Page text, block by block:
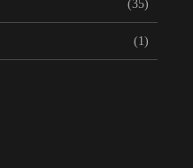
(35)
(1)